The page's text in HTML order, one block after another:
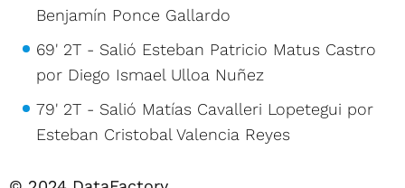
Benjamín Ponce Gallardo
69' 2T - Salió Esteban Patricio Matus Castro
por Diego Ismael Ulloa Nuñez
79' 2T - Salió Matías Cavalleri Lopetegui por
Esteban Cristobal Valencia Reyes